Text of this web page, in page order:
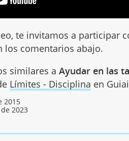
te invitamos a participar
los comentarios abajo.
similares aAyudar en las
Límites - Disciplina en
2015
2023